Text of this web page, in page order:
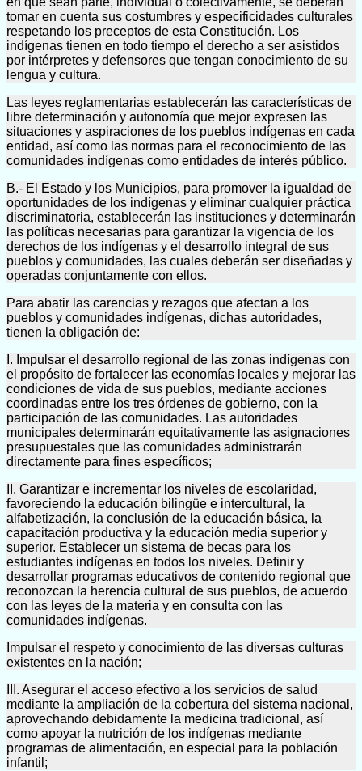
tomar en cuenta sus costumbres y especificidades culturales
respetando los preceptos de esta Constitución. Los
indígenas tienen en todo tiempo el derecho a ser asistidos
por intérpretes y defensores que tengan conocimiento de su
lengua y cultura.
Las leyes reglamentarias establecerán las características de
libre determinación y autonomía que mejor expresen las
situaciones y aspiraciones de los pueblos indígenas en cada
entidad, así como las normas para el reconocimiento de las
comunidades indígenas como entidades de interés público.
B.- El Estado y los Municipios, para promover la igualdad de
oportunidades de los indígenas y eliminar cualquier práctica
discriminatoria, establecerán las instituciones y determinarán
las políticas necesarias para garantizar la vigencia de los
derechos de los indígenas y el desarrollo integral de sus
pueblos y comunidades, las cuales deberán ser diseñadas y
operadas conjuntamente con ellos.
Para abatir las carencias y rezagos que afectan a los
pueblos y comunidades indígenas, dichas autoridades,
tienen la obligación de:
I. Impulsar el desarrollo regional de las zonas indígenas con
el propósito de fortalecer las economías locales y mejorar las
condiciones de vida de sus pueblos, mediante acciones
coordinadas entre los tres órdenes de gobierno, con la
participación de las comunidades. Las autoridades
municipales determinarán equitativamente las asignaciones
presupuestales que las comunidades administrarán
directamente para fines específicos;
II. Garantizar e incrementar los niveles de escolaridad,
favoreciendo la educación bilingüe e intercultural, la
alfabetización, la conclusión de la educación básica, la
capacitación productiva y la educación media superior y
superior. Establecer un sistema de becas para los
estudiantes indígenas en todos los niveles. Definir y
desarrollar programas educativos de contenido regional que
reconozcan la herencia cultural de sus pueblos, de acuerdo
con las leyes de la materia y en consulta con las
comunidades indígenas.
Impulsar el respeto y conocimiento de las diversas culturas
existentes en la nación;
III. Asegurar el acceso efectivo a los servicios de salud
mediante la ampliación de la cobertura del sistema nacional,
aprovechando debidamente la medicina tradicional, así
como apoyar la nutrición de los indígenas mediante
programas de alimentación, en especial para la población
infantil;